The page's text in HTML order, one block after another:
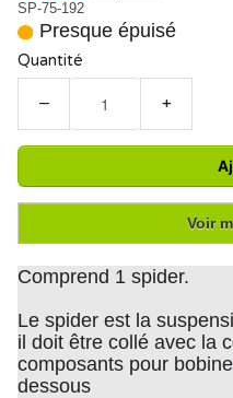
SP-75-192
Presque épuisé
Quantité
− +
Voir
Comprend 1 spider.
Le spider est la
il doit être collé avec la
composants pour bobine
dessous